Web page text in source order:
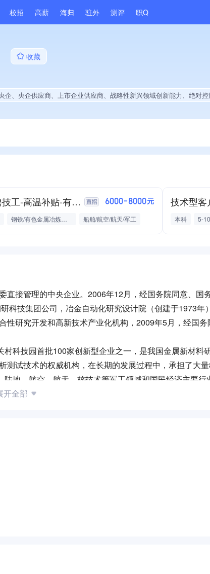
校招 高薪 海归 驻外 测评 职Q
收藏
央企供应商、上市企业供应商、战略性新兴领域创新能力、绝对控股12家公司、薪资水平全省同行前10%、A级纳税人、多产业布局、拥有节能环保技术、拥有自主品牌、拥有高价值专利、专利授权量同领域前50、技术布局行业领先、拥有绿色低碳技术、经营年限全国同行前5%、集团核心成员、大学生就业贡献、拥有工艺创新能力、拥有美术作品、美术作品创作量位于同行前
诚聘技工-高温补贴-有餐补 6000-8000元
钢铁/有色金属冶炼及加工 船舶/航空/航天/军工
技术型客
本科 5-
接管理的中央企业。2006年12月，经国务院同意、国
科技集团公司，冶金自动化研究设计院（创建于1973年
研究开发和高新技术产业化机构，2009年5月，经国务
科技园首批100家创新型企业之一，是我国金属新材料
试技术的权威机构，在长期的发展过程中，承担了大量
地、航空、航天、核技术等军工领域和国民经济主要行
代的业绩。
开全部